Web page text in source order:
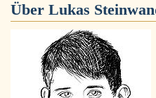
Über Lukas